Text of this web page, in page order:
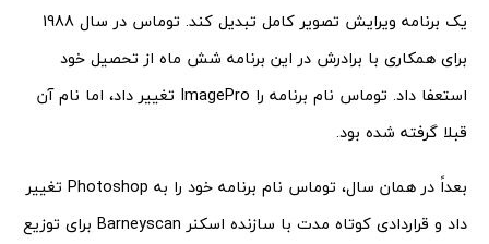
یک برنامه ویرایش تصویر کامل تبدیل کند. توماس در سال 1988
برای همکاری با برادرش در این برنامه شش ماه از تحصیل خود
استعفا داد. توماس نام برنامه را ImagePro تغییر داد، اما نام آن
قبلا گرفته شده بود.
بعداً در همان سال، توماس نام برنامه خود را به Photoshop تغییر
داد و قراردادی کوتاه مدت با سازنده اسکنر Barneyscan برای توزیع